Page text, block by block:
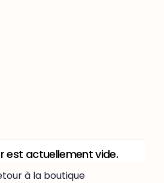
est actuellement vide.
à la boutique